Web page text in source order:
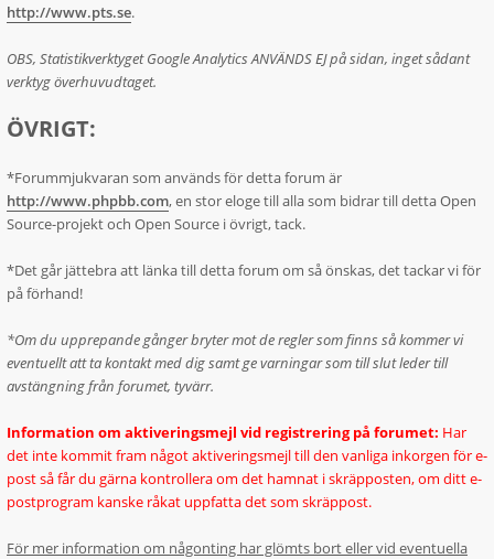
http://www.pts.se.
OBS, Statistikverktyget Google Analytics ANVÄNDS EJ på sidan, inget sådant
verktyg överhuvudtaget.
ÖVRIGT:
*Forummjukvaran som används för detta forum är
http://www.phpbb.com, en stor eloge till alla som bidrar till detta Open
Source-projekt och Open Source i övrigt, tack.
*Det går jättebra att länka till detta forum om så önskas, det tackar vi för
på förhand!
*Om du upprepande gånger bryter mot de regler som finns så kommer vi
eventuellt att ta kontakt med dig samt ge varningar som till slut leder till
avstängning från forumet, tyvärr.
Information om aktiveringsmejl vid registrering på forumet: Har
det inte kommit fram något aktiveringsmejl till den vanliga inkorgen för e-
post så får du gärna kontrollera om det hamnat i skräpposten, om ditt e-
postprogram kanske råkat uppfatta det som skräppost.
För mer information om någonting har glömts bort eller vid eventuella